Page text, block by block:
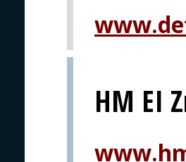
HM EI